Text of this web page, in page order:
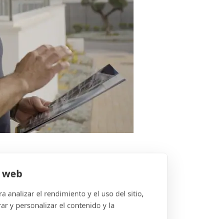
analizar el rendimiento y el uso del sitio,
y personalizar el contenido y la